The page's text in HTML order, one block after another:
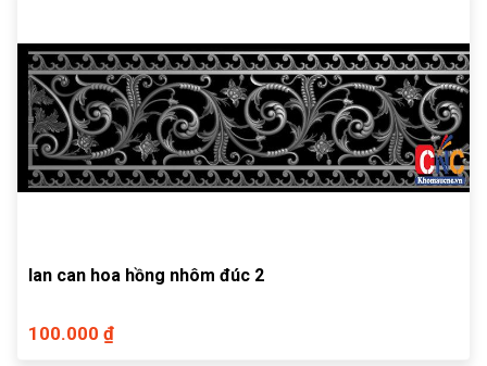
lan can hoa hồng nhôm đúc 2
100.000 ₫